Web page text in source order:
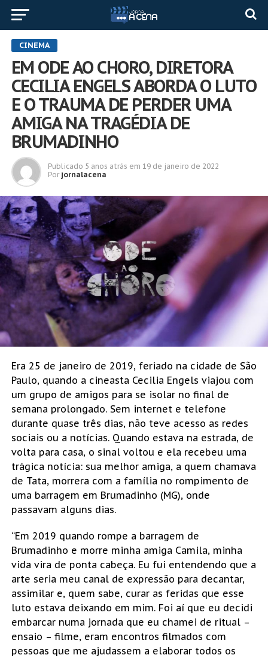
CINEMA
EM ODE AO CHORO, DIRETORA
CECILIA ENGELS ABORDA O LUTO
E O TRAUMA DE PERDER UMA
AMIGA NA TRAGÉDIA DE
BRUMADINHO
Publicado 5 anos atrás em 19 de janeiro de 2022
Por jornalacena
Era 25 de janeiro de 2019, feriado na cidade de São
Paulo, quando a cineasta Cecilia Engels viajou com
um grupo de amigos para se isolar no final de
semana prolongado. Sem internet e telefone
durante quase três dias, não teve acesso as redes
sociais ou a notícias. Quando estava na estrada, de
volta para casa, o sinal voltou e ela recebeu uma
trágica notícia: sua melhor amiga, a quem chamava
de Tata, morrera com a família no rompimento de
uma barragem em Brumadinho (MG), onde
passavam alguns dias.
“Em 2019 quando rompe a barragem de
Brumadinho e morre minha amiga Camila, minha
vida vira de ponta cabeça. Eu fui entendendo que a
arte seria meu canal de expressão para decantar,
assimilar e, quem sabe, curar as feridas que esse
luto estava deixando em mim. Foi aí que eu decidi
embarcar numa jornada que eu chamei de ritual –
ensaio – filme, eram encontros filmados com
pessoas que me ajudassem a elaborar todos os